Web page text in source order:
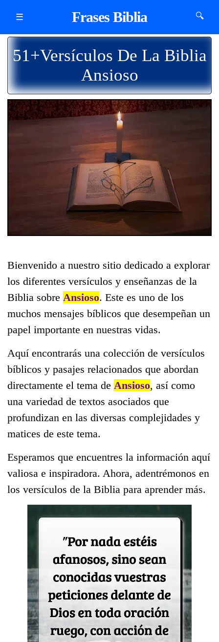
☰ Frases Biblia 🔍
51+Versículos De La Biblia
Ansioso
Bienvenido a nuestro sitio dedicado a explorar
los diferentes versículos y enseñanzas de la
Biblia sobre Ansioso. Este es uno de los
muchos mensajes bíblicos que desempeñan un
papel importante en nuestras vidas.
Aquí encontrarás una colección de versículos
bíblicos y pasajes relacionados que abordan
directamente el tema de Ansioso, así como
una variedad de textos asociados que
profundizan en las diversas complejidades y
matices de este tema.
Esperamos que encuentres la información aquí
valiosa e inspiradora. Ahora, adentrémonos en
los versículos de la Biblia para aprender más.